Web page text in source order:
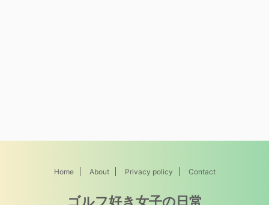
Home About Privacy policy Contact
ゴルフ好き女子の日常